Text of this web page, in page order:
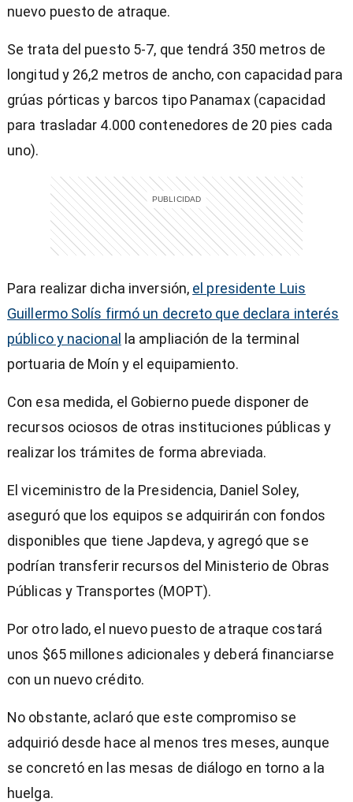
nuevo puesto de atraque.
Se trata del puesto 5-7, que tendrá 350 metros de
longitud y 26,2 metros de ancho, con capacidad para
grúas pórticas y barcos tipo Panamax (capacidad
para trasladar 4.000 contenedores de 20 pies cada
uno).
Para realizar dicha inversión, el presidente Luis
Guillermo Solís firmó un decreto que declara interés
público y nacional la ampliación de la terminal
portuaria de Moín y el equipamiento.
Con esa medida, el Gobierno puede disponer de
recursos ociosos de otras instituciones públicas y
realizar los trámites de forma abreviada.
El viceministro de la Presidencia, Daniel Soley,
aseguró que los equipos se adquirirán con fondos
disponibles que tiene Japdeva, y agregó que se
podrían transferir recursos del Ministerio de Obras
Públicas y Transportes (MOPT).
Por otro lado, el nuevo puesto de atraque costará
unos $65 millones adicionales y deberá financiarse
con un nuevo crédito.
No obstante, aclaró que este compromiso se
adquirió desde hace al menos tres meses, aunque
se concretó en las mesas de diálogo en torno a la
huelga.